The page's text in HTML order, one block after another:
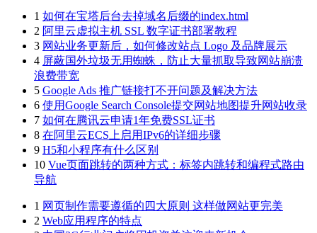
1 如何在宝塔后台去掉域名后缀的index.html
2 阿里云虚拟主机 SSL 数字证书部署教程
3 网站业务更新后，如何修改站点 Logo 及品牌展示
4 屏蔽国外垃圾无用蜘蛛，防止大量抓取导致网站崩溃
浪费带宽
5 Google Ads 推广链接打不开问题及解决方法
6 使用Google Search Console提交网站地图提升网站收录
7 如何在腾讯云申请1年免费SSL证书
8 在阿里云ECS上启用IPv6的详细步骤
9 H5和小程序有什么区别
10 Vue页面跳转的两种方式：标签内跳转和编程式路由
导航
1 网页制作需要遵循的四大原则 这样做网站更完美
2 Web应用程序的特点